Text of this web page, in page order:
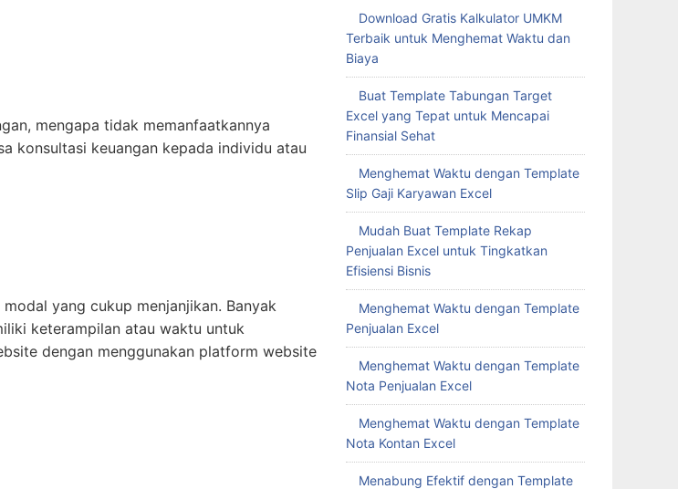
mengapa tidak memanfaatkannya
konsultasi keuangan kepada individu atau
yang cukup menjanjikan. Banyak
keterampilan atau waktu untuk
dengan menggunakan platform website
Download Gratis Kalkulator UMKM
Terbaik untuk Menghemat Waktu dan
Biaya
Buat Template Tabungan Target
Excel yang Tepat untuk Mencapai
Finansial Sehat
Menghemat Waktu dengan Template
Slip Gaji Karyawan Excel
Mudah Buat Template Rekap
Penjualan Excel untuk Tingkatkan
Efisiensi Bisnis
Menghemat Waktu dengan Template
Penjualan Excel
Menghemat Waktu dengan Template
Nota Penjualan Excel
Menghemat Waktu dengan Template
Nota Kontan Excel
Menabung Efektif dengan Template